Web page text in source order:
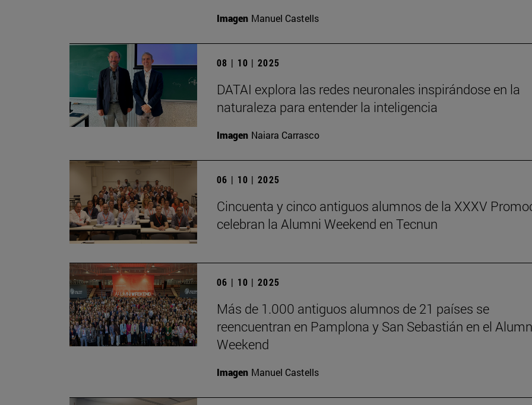
Imagen Manuel Castells
08 | 10 | 2025
DATAI explora las redes neuronales inspirándose en la
naturaleza para entender la inteligencia
Imagen Naiara Carrasco
06 | 10 | 2025
Cincuenta y cinco antiguos alumnos de la XXXV
celebran la Alumni Weekend en Tecnun
06 | 10 | 2025
Más de 1.000 antiguos alumnos de 21 países se
reencuentran en Pamplona y San Sebastián en el
Weekend
Imagen Manuel Castells